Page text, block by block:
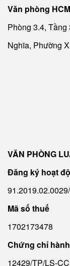
Văn phòng HCM
Phòng 3.4,
Nghĩa, Phường
VĂN PHÒNG
Đăng ký hoạt
Mã số thuế
1702173478
Chứng chỉ
12429/TP/LS-